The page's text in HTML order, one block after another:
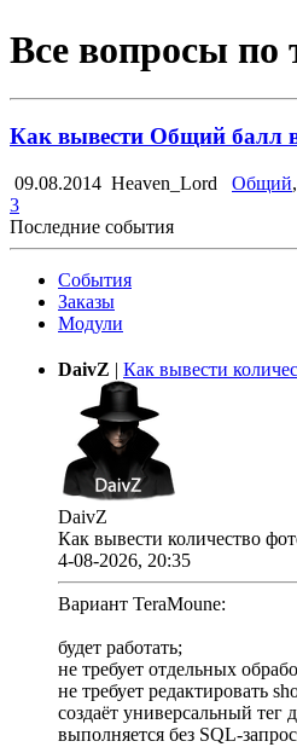
Все вопросы по
Как вывести Общий балл
09.08.2014 Heaven_Lord Общий,
3
Последние события
События
Заказы
Модули
DaivZ | Как вывести
DaivZ
Как вывести количество
4-08-2026, 20:35
Вариант TeraMoune:
будет работать;
не требует отдельных
не требует редактировать
создаёт универсальный тег
выполняется без SQL-